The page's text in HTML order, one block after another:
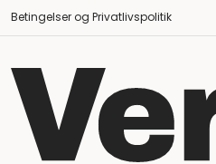
Betingelser og Privatlivspolitik